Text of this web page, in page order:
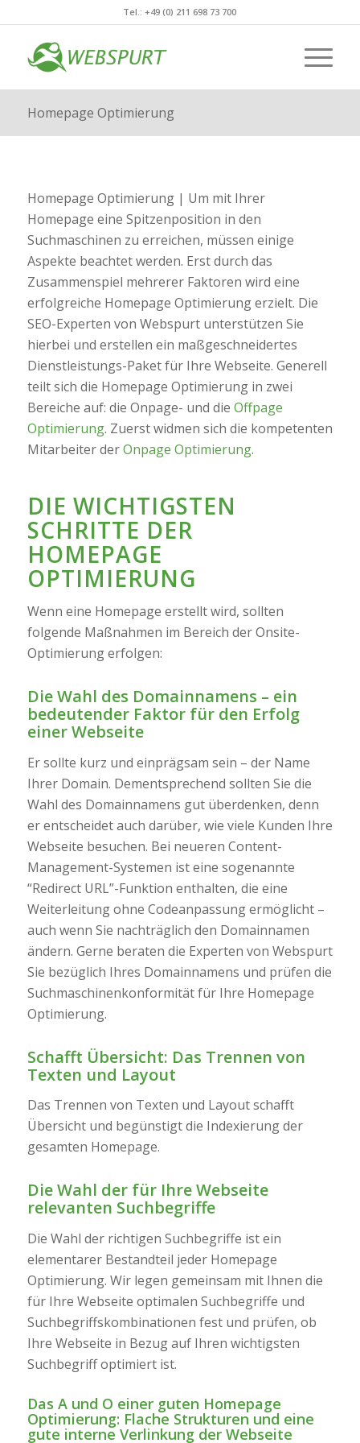
Tel.: +49 (0) 211 698 73 700
Homepage Optimierung
Homepage Optimierung | Um mit Ihrer
Homepage eine Spitzenposition in den
Suchmaschinen zu erreichen, müssen einige
Aspekte beachtet werden. Erst durch das
Zusammenspiel mehrerer Faktoren wird eine
erfolgreiche Homepage Optimierung erzielt. Die
SEO-Experten von Webspurt unterstützen Sie
hierbei und erstellen ein maßgeschneidertes
Dienstleistungs-Paket für Ihre Webseite. Generell
teilt sich die Homepage Optimierung in zwei
Bereiche auf: die Onpage- und die Offpage
Optimierung. Zuerst widmen sich die kompetenten
Mitarbeiter derOnpage Optimierung.
DIE WICHTIGSTEN
SCHRITTE DER
HOMEPAGE
OPTIMIERUNG
Wenn eine Homepage erstellt wird, sollten
folgende Maßnahmen im Bereich der Onsite-
Optimierung erfolgen:
Die Wahl des Domainnamens – ein
bedeutender Faktor für den Erfolg
einer Webseite
Er sollte kurz und einprägsam sein – der Name
Ihrer Domain. Dementsprechend sollten Sie die
Wahl des Domainnamens gut überdenken, denn
er entscheidet auch darüber, wie viele Kunden Ihre
Webseite besuchen. Bei neueren Content-
Management-Systemen ist eine sogenannte
“Redirect URL”-Funktion enthalten, die eine
Weiterleitung ohne Codeanpassung ermöglicht –
auch wenn Sie nachträglich den Domainnamen
ändern. Gerne beraten die Experten von Webspurt
Sie bezüglich Ihres Domainnamens und prüfen die
Suchmaschinenkonformität für Ihre Homepage
Optimierung.
Schafft Übersicht: Das Trennen von
Texten und Layout
Das Trennen von Texten und Layout schafft
Übersicht und begünstigt die Indexierung der
gesamten Homepage.
Die Wahl der für Ihre Webseite
relevanten Suchbegriffe
Die Wahl der richtigen Suchbegriffe ist ein
elementarer Bestandteil jeder Homepage
Optimierung. Wir legen gemeinsam mit Ihnen die
für Ihre Webseite optimalen Suchbegriffe und
Suchbegriffskombinationen fest und prüfen, ob
Ihre Webseite in Bezug auf Ihren wichtigsten
Suchbegriff optimiert ist.
Das A und O einer guten Homepage
Optimierung: Flache Strukturen und eine
gute interne Verlinkung der Webseite